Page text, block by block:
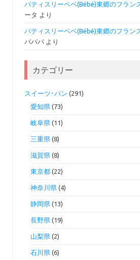
パティスリーベベ(Bébé)東郷のフラン
ータ より
パティスリーベベ(Bébé)東郷のフラン
バパパより
カテゴリー
スイーツ･パン (291)
愛知県(73)
岐阜県(11)
三重県(8)
滋賀県(8)
東京都(22)
神奈川県(4)
静岡県(13)
長野県(19)
山梨県(2)
石川県(6)